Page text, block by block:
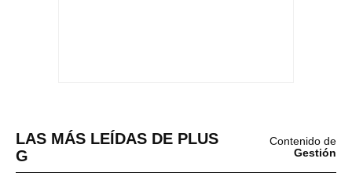
LAS MÁS LEÍDAS DE PLUS
G
Contenido de
Gestión